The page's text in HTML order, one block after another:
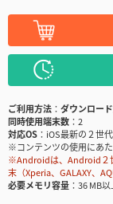
ご利用方法
ダウンロー
同時使用端末数
2
対応OS
iOS最新の２世
※コンテンツの使用にあ
※Androidは、Android２
末（Xperia、GALAXY、
必要メモリ容量
36 MB以